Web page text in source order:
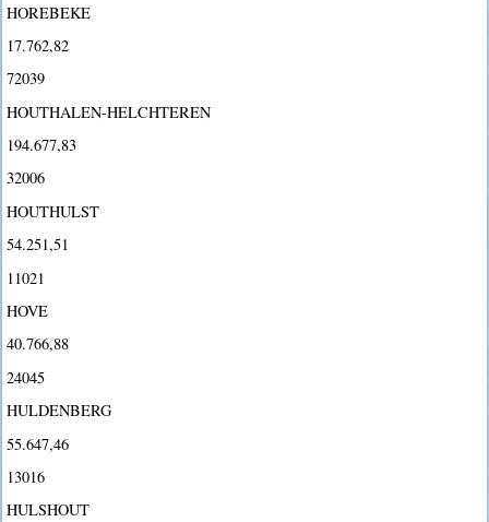
HOREBEKE
17.762,82
72039
HOUTHALEN-HELCHTEREN
194.677,83
32006
HOUTHULST
54.251,51
11021
HOVE
40.766,88
24045
HULDENBERG
55.647,46
13016
HULSHOUT